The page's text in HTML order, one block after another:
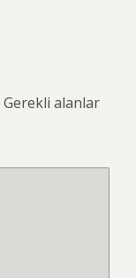
Gerekli alanlar